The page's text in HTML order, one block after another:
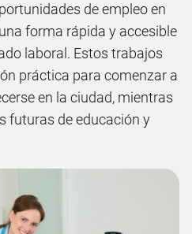
de empleo en
forma rápida y accesible
laboral. Estos trabajos
práctica para comenzar a
en la ciudad, mientras
futuras de educación y